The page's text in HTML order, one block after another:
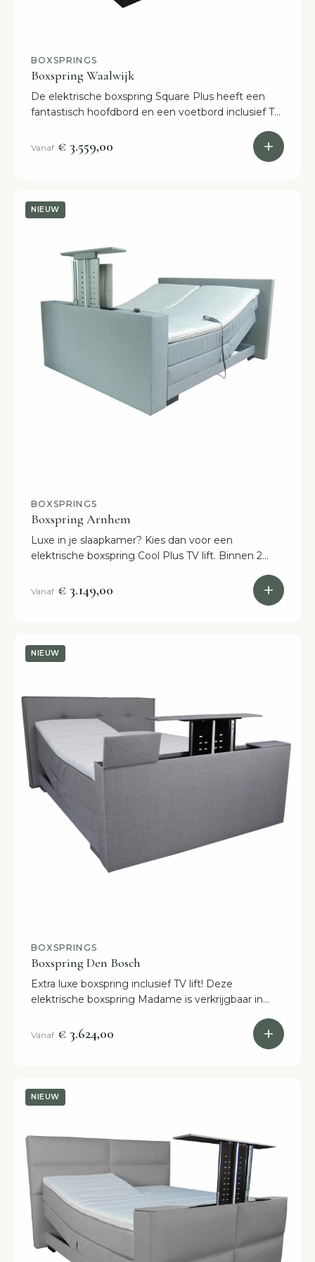
BOXSPRINGS
Boxspring Waalwijk
De elektrische boxspring Square Plus heeft een
fantastisch hoofdbord en een voetbord inclusief TV
weken in huis.
Vanaf € 3.559,00
NIEUW
BOXSPRINGS
Boxspring Arnhem
Luxe in je slaapkamer? Kies dan voor een
elektrische boxspring Cool Plus TV lift. Binnen 2
staan!
Vanaf € 3.149,00
NIEUW
BOXSPRINGS
Boxspring Den Bosch
Extra luxe boxspring inclusief TV lift! Deze
elektrische boxspring Madame is verkrijgbaar in
weken in huis.
Vanaf € 3.624,00
NIEUW